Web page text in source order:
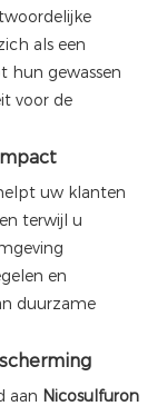
als een
hun gewassen
voor de
uw ​​klanten
terwijl u
en
duurzame
aan Nicosulfuron